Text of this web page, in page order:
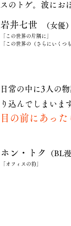
スのトゲ。波にお
岩井七世 （女優）
「この世界の片隅に」
「この世界の（さらにいくつ
日常の中に3人の
り込んでしまいま
目の前にあった
ホン・トク （BL
「オフィスの豹」